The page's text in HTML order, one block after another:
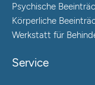
Psychische
Körperliche
Werkstatt für
Service